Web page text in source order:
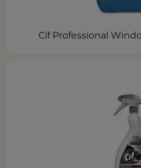
Cif Professional